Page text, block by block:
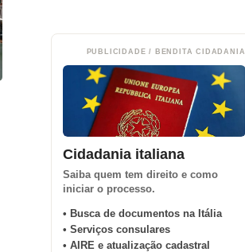
PUBLICIDADE / BENDITA CIDADANIA
Cidadania italiana
Saiba quem tem direito e como
iniciar o processo.
• Busca de documentos na Itália
• Serviços consulares
• AIRE e atualização cadastral